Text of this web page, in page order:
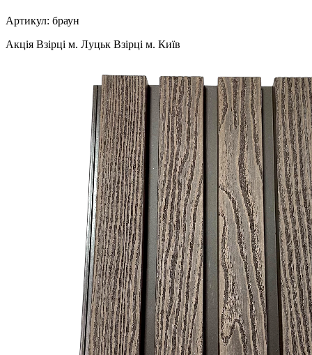
Артикул: браун
Акція Взірці м. Луцьк Взірці м. Київ